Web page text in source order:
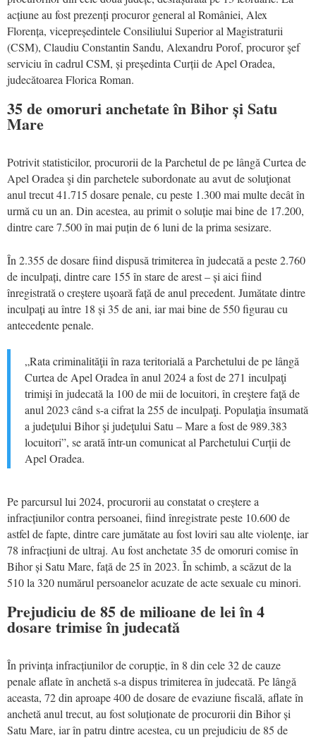
acțiune au fost prezenți procuror general al României, Alex
Florența, vicepreședintele Consiliului Superior al Magistraturii
(CSM), Claudiu Constantin Sandu, Alexandru Porof, procuror şef
serviciu în cadrul CSM, și președinta Curții de Apel Oradea,
judecătoarea Florica Roman.
35 de omoruri anchetate în Bihor și Satu
Mare
Potrivit statisticilor, procurorii de la Parchetul de pe lângă Curtea de
Apel Oradea şi din parchetele subordonate au avut de soluţionat
anul trecut 41.715 dosare penale, cu peste 1.300 mai multe decât în
urmă cu un an. Din acestea, au primit o soluție mai bine de 17.200,
dintre care 7.500 în mai puțin de 6 luni de la prima sesizare.
În 2.355 de dosare fiind dispusă trimiterea în judecată a peste 2.760
de inculpați, dintre care 155 în stare de arest – și aici fiind
înregistrată o creștere ușoară față de anul precedent. Jumătate dintre
inculpați au între 18 și 35 de ani, iar mai bine de 550 figurau cu
antecedente penale.
„Rata criminalităţii în raza teritorială a Parchetului de pe lângă
Curtea de Apel Oradea în anul 2024 a fost de 271 inculpaţi
trimişi în judecată la 100 de mii de locuitori, în creştere faţă de
anul 2023 când s-a cifrat la 255 de inculpaţi. Populaţia însumată
a judeţului Bihor şi judeţului Satu – Mare a fost de 989.383
locuitori”, se arată într-un comunicat al Parchetului Curții de
Apel Oradea.
Pe parcursul lui 2024, procurorii au constatat o creștere a
infracțiunilor contra persoanei, fiind înregistrate peste 10.600 de
astfel de fapte, dintre care jumătate au fost loviri sau alte violențe, iar
78 infracțiuni de ultraj. Au fost anchetate 35 de omoruri comise în
Bihor și Satu Mare, față de 25 în 2023. În schimb, a scăzut de la
510 la 320 numărul persoanelor acuzate de acte sexuale cu minori.
Prejudiciu de 85 de milioane de lei în 4
dosare trimise în judecată
În privința infracțiunilor de corupție, în 8 din cele 32 de cauze
penale aflate în anchetă s-a dispus trimiterea în judecată. Pe lângă
aceasta, 72 din aproape 400 de dosare de evaziune fiscală, aflate în
anchetă anul trecut, au fost soluționate de procurorii din Bihor și
Satu Mare, iar în patru dintre acestea, cu un prejudiciu de 85 de